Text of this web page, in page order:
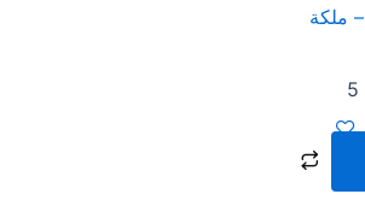
22 Diamonds – ملكة